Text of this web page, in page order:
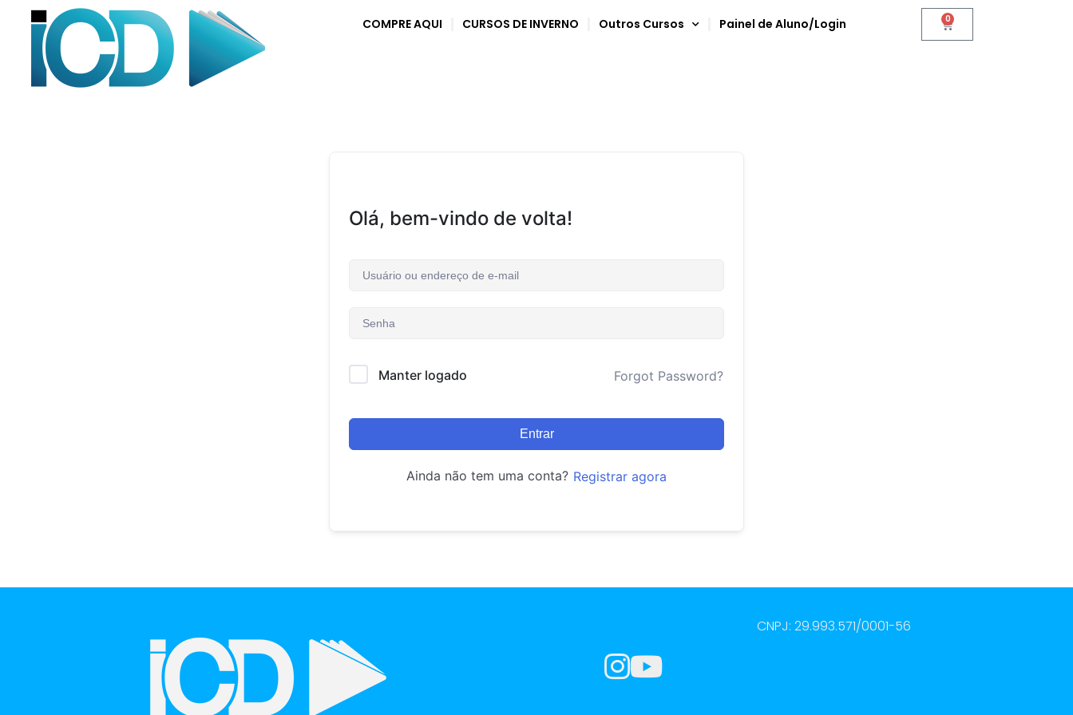
COMPRE AQUI CURSOS DE INVERNO Outros Cursos Painel de Aluno/Login 0
Olá, bem-vindo de volta!
Manter logado Forgot Password?
Entrar
Ainda não tem uma conta? Registrar agora
CNPJ: 29.993.571/0001-56